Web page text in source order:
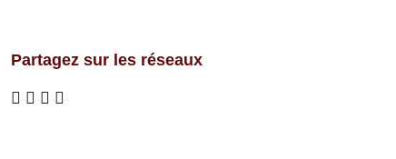
Partagez sur les réseaux